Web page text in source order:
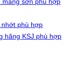
nhớt phù hợp
hãng KSJ phù hợp